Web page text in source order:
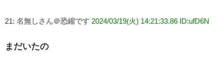
21: 名無しさん＠恐縮です 2024/03/19(火) 14:21:33.86 ID:ufD6N
まだいたの